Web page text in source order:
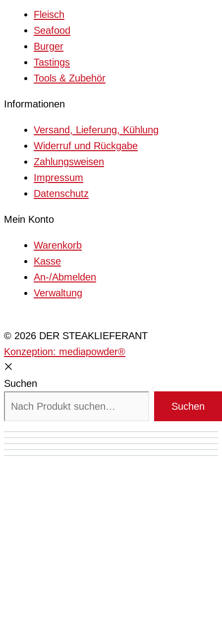
Fleisch
Seafood
Burger
Tastings
Tools & Zubehör
Informationen
Versand, Lieferung, Kühlung
Widerruf und Rückgabe
Zahlungsweisen
Impressum
Datenschutz
Mein Konto
Warenkorb
Kasse
An-/Abmelden
Verwaltung
© 2026 DER STEAKLIEFERANT
Konzeption: mediapowder®
Suchen
Suchen